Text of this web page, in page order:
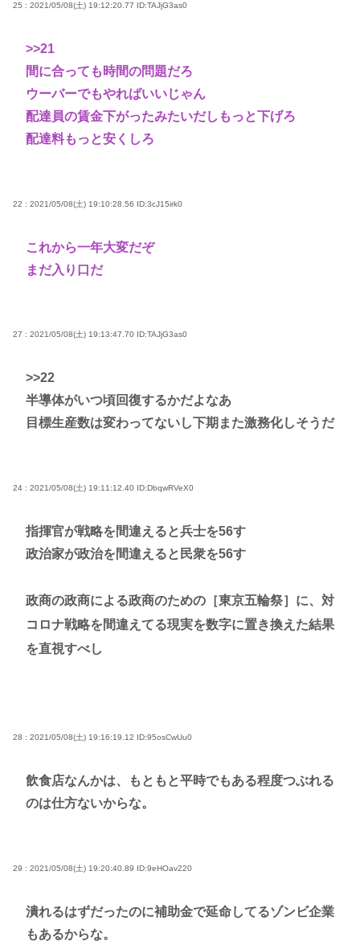
25 : 2021/05/08(土) 19:12:20.77 ID:TAJjG3as0
>>21
間に合っても時間の問題だろ
ウーバーでもやればいいじゃん
配達員の賃金下がったみたいだしもっと下げろ
配達料もっと安くしろ
22 : 2021/05/08(土) 19:10:28.56 ID:3cJ15irk0
これから一年大変だぞ
まだ入り口だ
27 : 2021/05/08(土) 19:13:47.70 ID:TAJjG3as0
>>22
半導体がいつ頃回復するかだよなあ
目標生産数は変わってないし下期また激務化しそうだ
24 : 2021/05/08(土) 19:11:12.40 ID:DbqwRVeX0
指揮官が戦略を間違えると兵士を56す
政治家が政治を間違えると民衆を56す
政商の政商による政商のための［東京五輪祭］に、対
コロナ戦略を間違えてる現実を数字に置き換えた結果
を直視すべし
28 : 2021/05/08(土) 19:16:19.12 ID:95osCwUu0
飲食店なんかは、もともと平時でもある程度つぶれる
のは仕方ないからな。
29 : 2021/05/08(土) 19:20:40.89 ID:9eHOav220
潰れるはずだったのに補助金で延命してるゾンビ企業
もあるからな。